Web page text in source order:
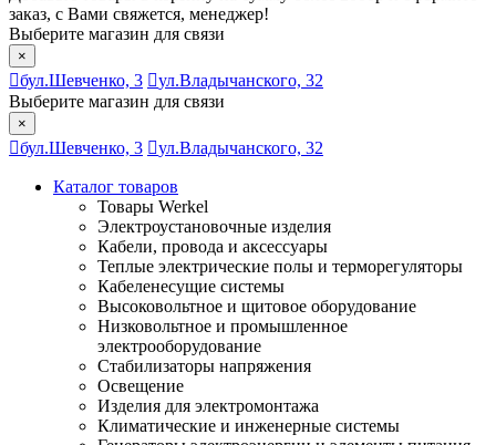
заказ, с Вами свяжется, менеджер!
Выберите магазин для связи
×
бул.Шевченко, 3
ул.Владычанского, 32
Выберите магазин для связи
×
бул.Шевченко, 3 ул.Владычанского, 32
Каталог товаров
Товары Werkel
Электроустановочные изделия
Кабели, провода и аксессуары
Теплые электрические полы и терморегуляторы
Кабеленесущие системы
Высоковольтное и щитовое оборудование
Низковольтное и промышленное
электрооборудование
Стабилизаторы напряжения
Освещение
Изделия для электромонтажа
Климатические и инженерные системы